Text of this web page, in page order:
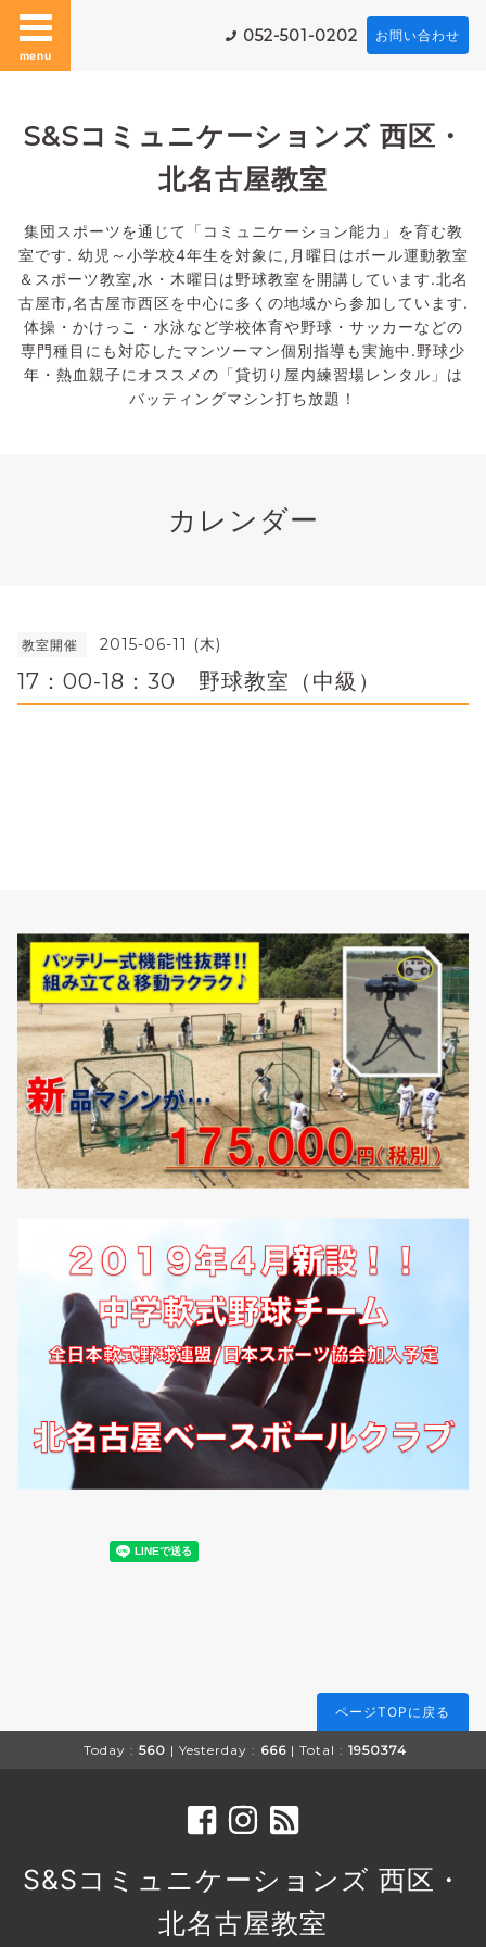
menu
052-501-0202 お問い合わせ
S&Sコミュニケーションズ 西区・
北名古屋教室
集団スポーツを通じて「コミュニケーション能力」を育む教
室です. 幼児～小学校4年生を対象に,月曜日はボール運動教室
＆スポーツ教室,水・木曜日は野球教室を開講しています.北名
古屋市,名古屋市西区を中心に多くの地域から参加しています.
体操・かけっこ・水泳など学校体育や野球・サッカーなどの
専門種目にも対応したマンツーマン個別指導も実施中.野球少
年・熱血親子にオススメの「貸切り屋内練習場レンタル」は
バッティングマシン打ち放題！
カレンダー
教室開催 2015-06-11 (木)
17：00-18：30 野球教室（中級）
ページTOPに戻る
Today : 560 | Yesterday : 666 | Total : 1950374
S&Sコミュニケーションズ 西区・
北名古屋教室